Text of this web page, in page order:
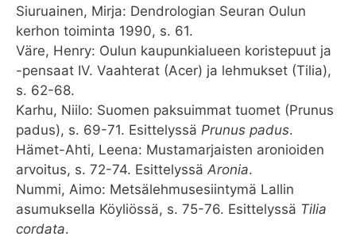
Siuruainen, Mirja: Dendrologian Seuran Oulun
kerhon toiminta 1990, s. 61.
Väre, Henry: Oulun kaupunkialueen koristepuut ja
-pensaat IV. Vaahterat (Acer) ja lehmukset (Tilia),
s. 62-68.
Karhu, Niilo: Suomen paksuimmat tuomet (Prunus
padus), s. 69-71. Esittelyssä Prunus padus.
Hämet-Ahti, Leena: Mustamarjaisten aronioiden
arvoitus, s. 72-74. Esittelyssä Aronia.
Nummi, Aimo: Metsälehmusesiintymä Lallin
asumuksella Köyliössä, s. 75-76. Esittelyssä Tilia
cordata.